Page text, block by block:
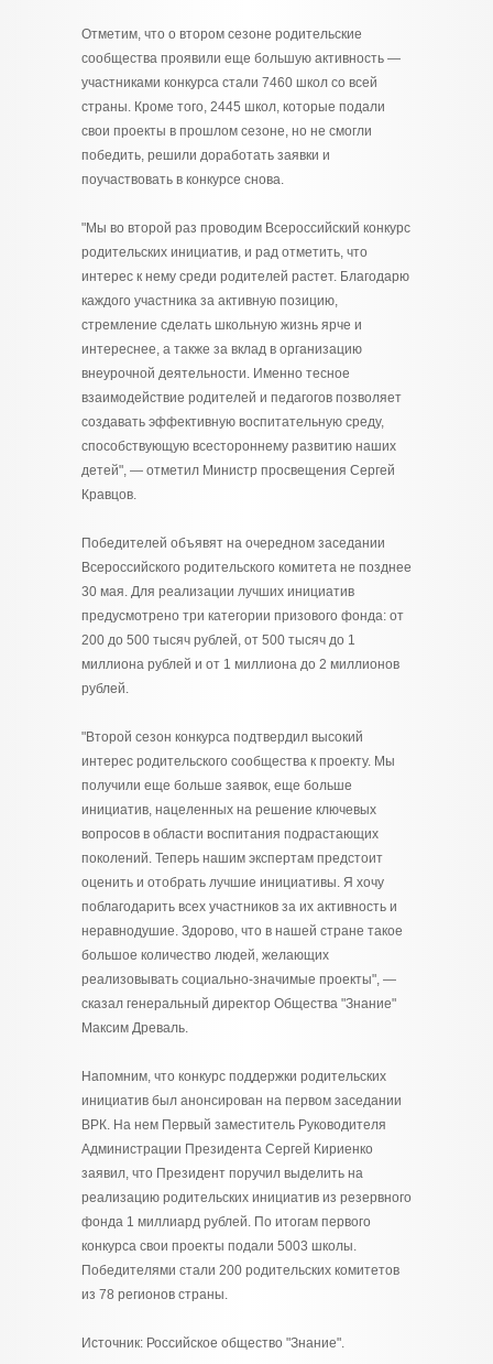
Отметим, что о втором сезоне родительские
сообщества проявили еще большую активность —
участниками конкурса стали 7460 школ со всей
страны. Кроме того, 2445 школ, которые подали
свои проекты в прошлом сезоне, но не смогли
победить, решили доработать заявки и
поучаствовать в конкурсе снова.
"Мы во второй раз проводим Всероссийский конкурс
родительских инициатив, и рад отметить, что
интерес к нему среди родителей растет. Благодарю
каждого участника за активную позицию,
стремление сделать школьную жизнь ярче и
интереснее, а также за вклад в организацию
внеурочной деятельности. Именно тесное
взаимодействие родителей и педагогов позволяет
создавать эффективную воспитательную среду,
способствующую всестороннему развитию наших
детей", — отметил Министр просвещения Сергей
Кравцов.
Победителей объявят на очередном заседании
Всероссийского родительского комитета не позднее
30 мая. Для реализации лучших инициатив
предусмотрено три категории призового фонда: от
200 до 500 тысяч рублей, от 500 тысяч до 1
миллиона рублей и от 1 миллиона до 2 миллионов
рублей.
"Второй сезон конкурса подтвердил высокий
интерес родительского сообщества к проекту. Мы
получили еще больше заявок, еще больше
инициатив, нацеленных на решение ключевых
вопросов в области воспитания подрастающих
поколений. Теперь нашим экспертам предстоит
оценить и отобрать лучшие инициативы. Я хочу
поблагодарить всех участников за их активность и
неравнодушие. Здорово, что в нашей стране такое
большое количество людей, желающих
реализовывать социально-значимые проекты", —
сказал генеральный директор Общества "Знание"
Максим Древаль.
Напомним, что конкурс поддержки родительских
инициатив был анонсирован на первом заседании
ВРК. На нем Первый заместитель Руководителя
Администрации Президента Сергей Кириенко
заявил, что Президент поручил выделить на
реализацию родительских инициатив из резервного
фонда 1 миллиард рублей. По итогам первого
конкурса свои проекты подали 5003 школы.
Победителями стали 200 родительских комитетов
из 78 регионов страны.
Источник: Российское общество "Знание".